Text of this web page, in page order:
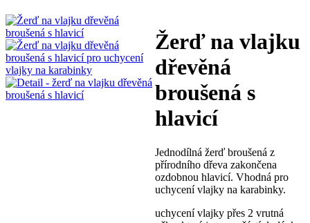
Žerď na vlajku
dřevěná
broušená s
hlavicí
Jednodílná žerď broušená z
přírodního dřeva zakončena
ozdobnou hlavicí. Vhodná pro
uchycení vlajky na karabinky.
uchycení vlajky přes 2 vrutná